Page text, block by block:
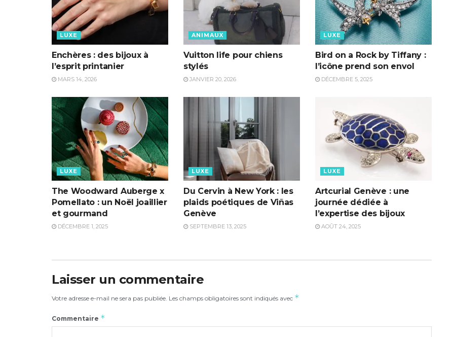
LUXE
Enchères : des bijoux à
l’esprit printanier
MARS 14, 2026
ANIMAUX
Vuitton life pour chiens
stylés
JANVIER 20, 2026
LUXE
Bird on a Rock by Tiffany :
l’icône prend son envol
DÉCEMBRE 5, 2025
LUXE
The Woodward Auberge x
Pomellato : un Noël joaillier
et gourmand
DÉCEMBRE 1, 2025
LUXE
Du Cervin à New York : les
plaids poétiques de Viñas
Genève
SEPTEMBRE 13, 2025
LUXE
Artcurial Genève : une
journée dédiée à
l’expertise des bijoux
AOÛT 24, 2025
Laisser un commentaire
Votre adresse e-mail ne sera pas publiée. Les champs obligatoires sont indiqués avec *
Commentaire *